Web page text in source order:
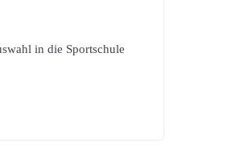
in die Sportschule